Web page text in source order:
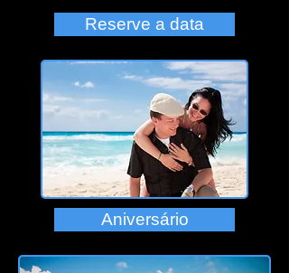
Reserve a data
Aniversário